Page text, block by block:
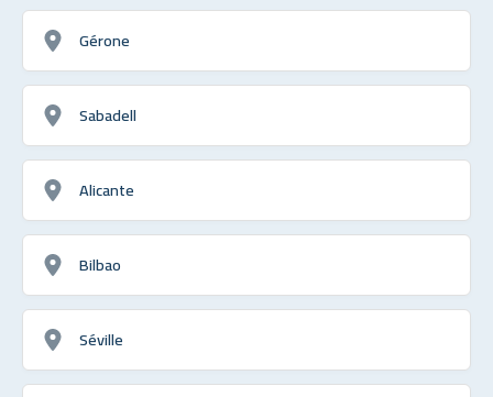
Gérone
Sabadell
Alicante
Bilbao
Séville